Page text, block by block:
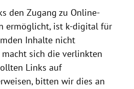
den Zugang zu Online-
ermöglicht, ist k-digital für
Inhalte nicht
sich die verlinkten
Links auf
bitten wir dies an